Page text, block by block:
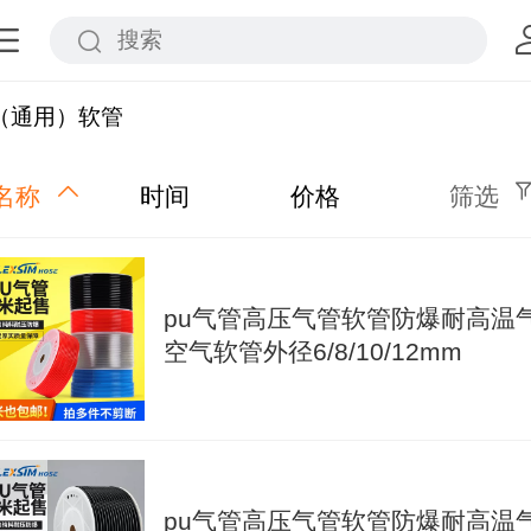
通用）软管
称 时间 价格 筛选
pu气管高压气管软管防爆耐高温
空气软管外径6/8/10/12mm
pu气管高压气管软管防爆耐高温